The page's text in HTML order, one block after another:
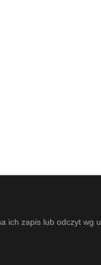
ich zapis lub odczyt wg